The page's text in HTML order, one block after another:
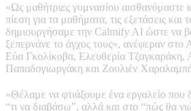
«Ως μαθήτριες γυμνασίου αισθανόμαστε
πίεση για τα μαθήματα, τις εξετάσεις και
δημιουργήσαμε την Calmify AI ώστε να
ξεπερνάνε το άγχος τους», ανέφεραν
Εύα Γκολίκοβα, Ελευθερία Τζαγκαράκη,
Παπαδογιωργάκη και Ζουλιέν
«Θέλαμε να φτιάξουμε ένα εργαλείο
“τι να διαβάσω”, αλλά και στο “πώς θα